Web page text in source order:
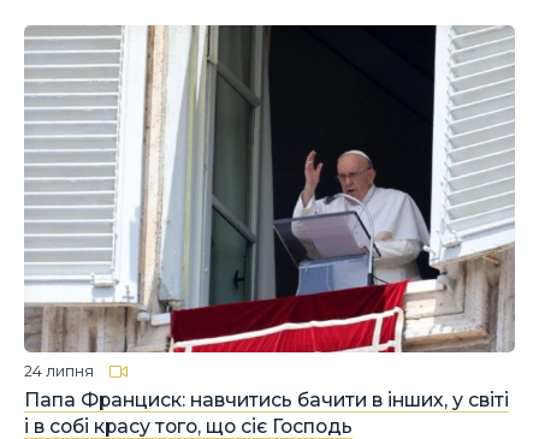
Папа Франциск: навчитись бачити в інших, у світі
і в собі красу того, що сіє Господь
24 липня